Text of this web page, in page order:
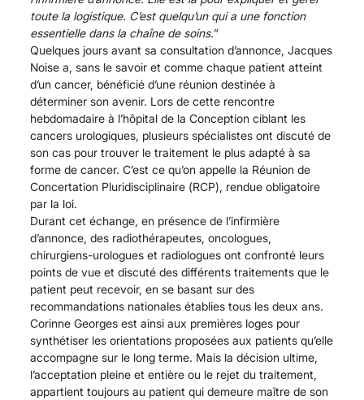
toute la logistique. C’est quelqu’un qui a une fonction
essentielle dans la chaîne de soins.”
Quelques jours avant sa consultation d’annonce, Jacques
Noise a, sans le savoir et comme chaque patient atteint
d’un cancer, bénéficié d’une réunion destinée à
déterminer son avenir. Lors de cette rencontre
hebdomadaire à l’hôpital de la Conception ciblant les
cancers urologiques, plusieurs spécialistes ont discuté de
son cas pour trouver le traitement le plus adapté à sa
forme de cancer. C’est ce qu’on appelle la Réunion de
Concertation Pluridisciplinaire (RCP), rendue obligatoire
par la loi.
Durant cet échange, en présence de l’infirmière
d’annonce, des radiothérapeutes, oncologues,
chirurgiens-urologues et radiologues ont confronté leurs
points de vue et discuté des différents traitements que le
patient peut recevoir, en se basant sur des
recommandations nationales établies tous les deux ans.
Corinne Georges est ainsi aux premières loges pour
synthétiser les orientations proposées aux patients qu’elle
accompagne sur le long terme. Mais la décision ultime,
l’acceptation pleine et entière ou le rejet du traitement,
appartient toujours au patient qui demeure maître de son